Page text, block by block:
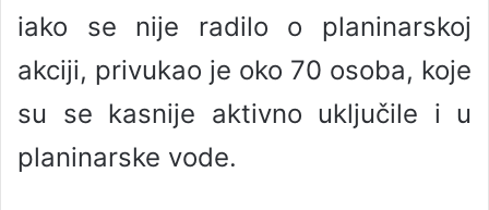
iako se nije radilo o planinarskoj
akciji, privukao je oko 70 osoba, koje
su se kasnije aktivno uključile i u
planinarske vode.